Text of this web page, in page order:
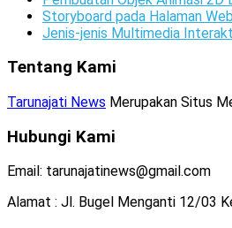
Storyboard pada Halaman
Jenis-jenis Multimedia
Tentang Kami
Tarunajati News Merupakan Situs
Hubungi Kami
Email: tarunajatinews@gmail.com
Alamat : Jl. Bugel Menganti 12/03